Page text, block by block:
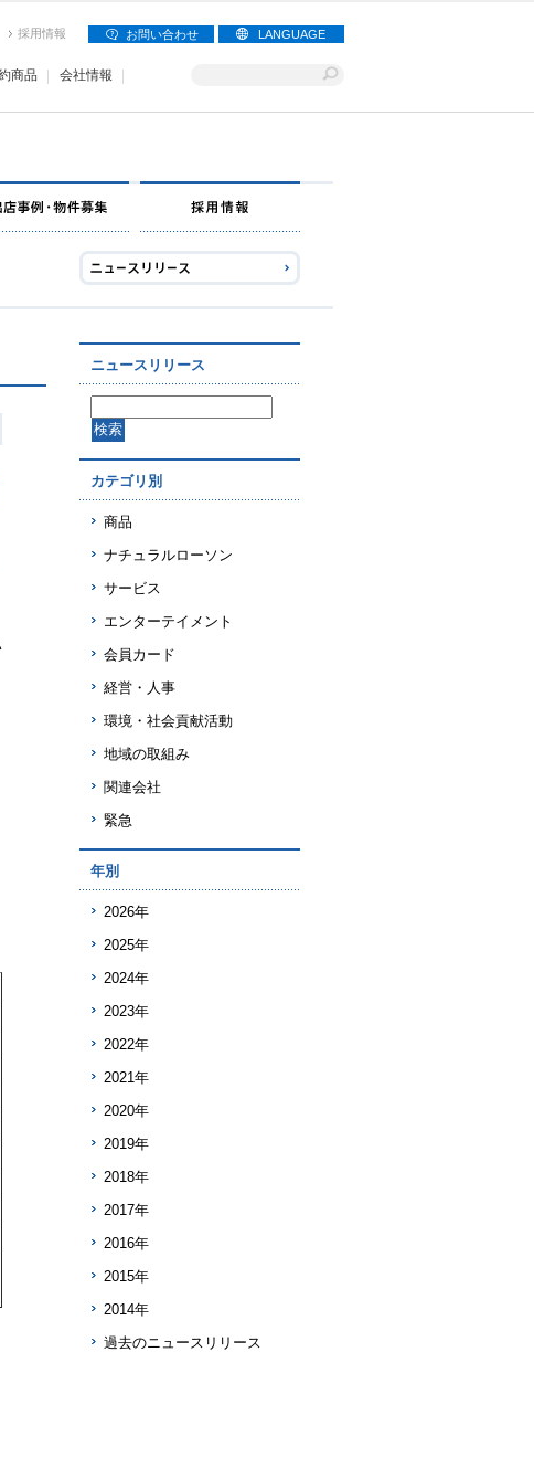
採用情報 お問い合わせ LANGUAGE
商品 会社情報
ニュースリリース
カテゴリ別
商品
ナチュラルローソン
サービス
エンターテイメント
会員カード
経営・人事
環境・社会貢献活動
地域の取組み
関連会社
緊急
年別
2026年
2025年
2024年
2023年
2022年
2021年
2020年
2019年
2018年
2017年
2016年
2015年
2014年
過去のニュースリリース